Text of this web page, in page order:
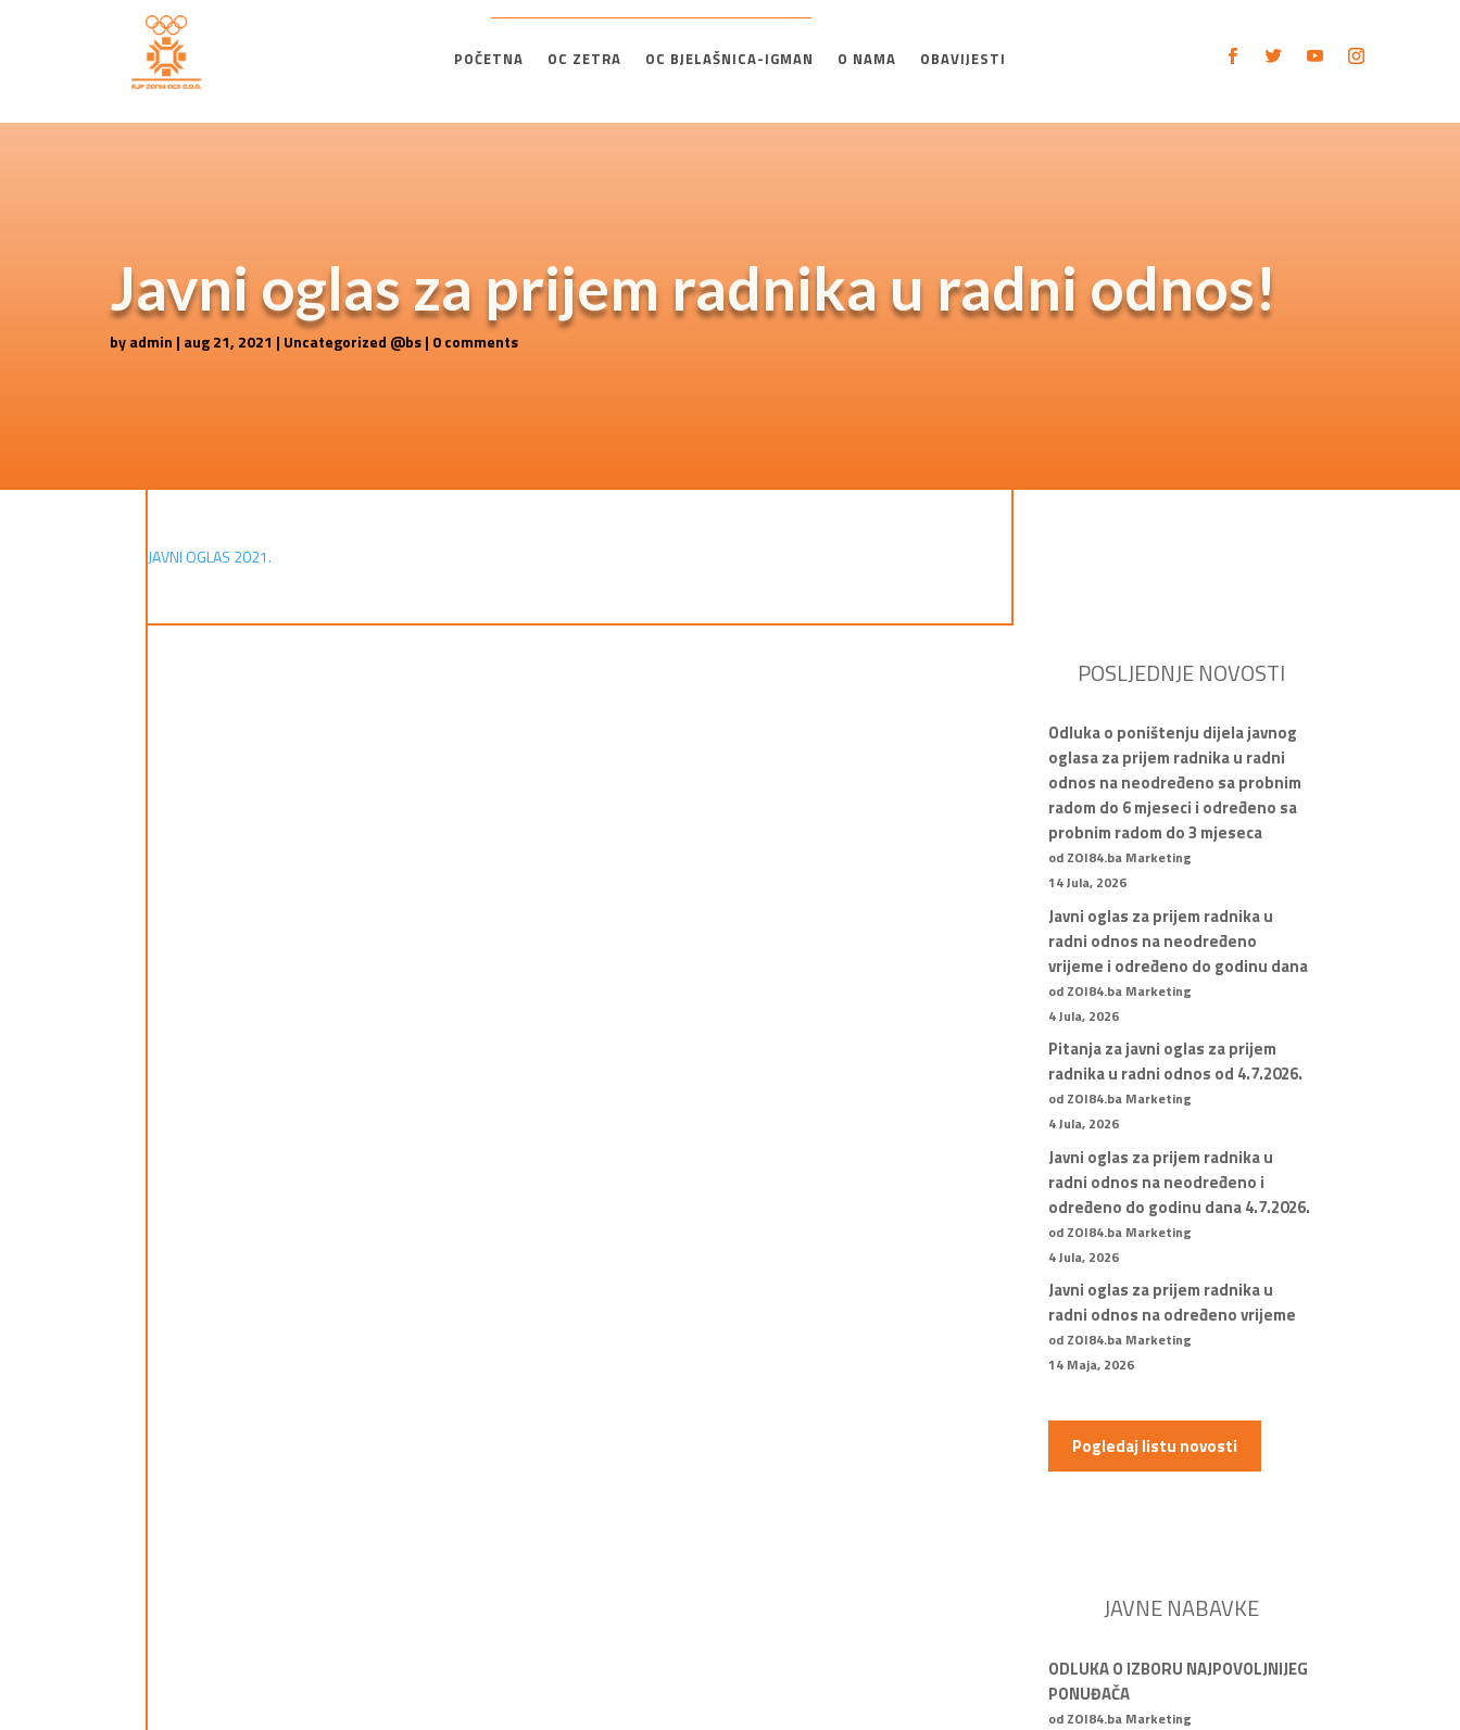
POČETNA OC ZETRA OC BJELAŠNICA-IGMAN O NAMA OBAVIJESTI
Javni oglas za prijem radnika u radni odnos!
byadmin | aug 21, 2021 | Uncategorized @bs| 0 comments
JAVNI OGLAS 2021.
POSLJEDNJE NOVOSTI
Odluka o poništenju dijela javnog
oglasa za prijem radnika u radni
odnos na neodređeno sa probnim
radom do 6 mjeseci i određeno sa
probnim radom do 3 mjeseca
od ZOI84.ba Marketing
14 Jula, 2026
Javni oglas za prijem radnika u
radni odnos na neodređeno
vrijeme i određeno do godinu dana
od ZOI84.ba Marketing
4 Jula, 2026
Pitanja za javni oglas za prijem
radnika u radni odnos od 4.7.2026.
od ZOI84.ba Marketing
4 Jula, 2026
Javni oglas za prijem radnika u
radni odnos na neodređeno i
određeno do godinu dana 4.7.2026.
od ZOI84.ba Marketing
4 Jula, 2026
Javni oglas za prijem radnika u
radni odnos na određeno vrijeme
od ZOI84.ba Marketing
14 Maja, 2026
Pogledaj listu novosti
JAVNE NABAVKE
ODLUKA O IZBORU NAJPOVOLJNIJEG
PONUĐAČA
od ZOI84.ba Marketing